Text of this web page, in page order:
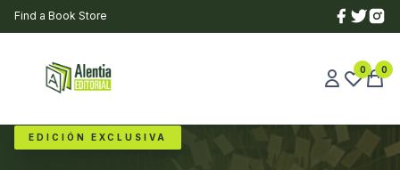
Find a Book Store
0 0
EDICIÓN EXCLUSIVA